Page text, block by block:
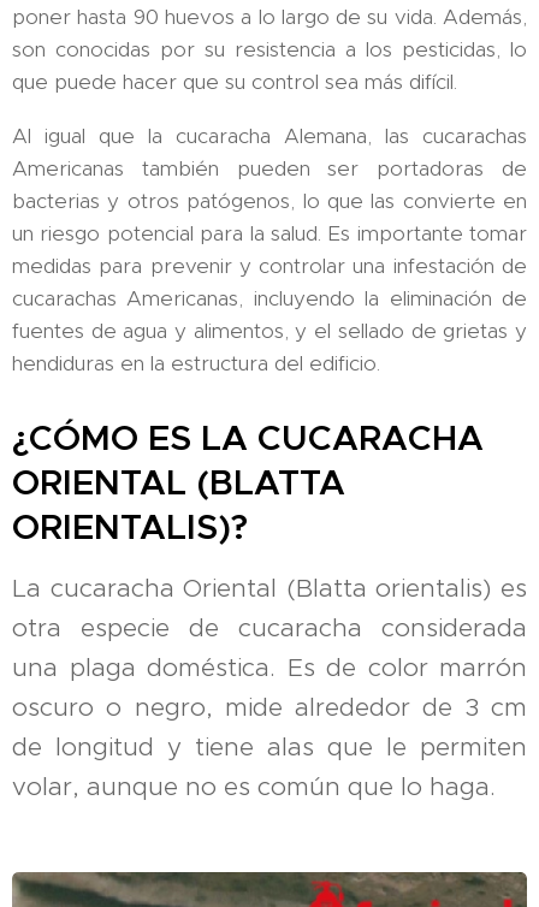
poner hasta 90 huevos a lo largo de su vida. Además,
son conocidas por su resistencia a los pesticidas, lo
que puede hacer que su control sea más difícil.
Al igual que la cucaracha Alemana, las cucarachas
Americanas también pueden ser portadoras de
bacterias y otros patógenos, lo que las convierte en
un riesgo potencial para la salud. Es importante tomar
medidas para prevenir y controlar una infestación de
cucarachas Americanas, incluyendo la eliminación de
fuentes de agua y alimentos, y el sellado de grietas y
hendiduras en la estructura del edificio.
¿CÓMO ES LA CUCARACHA
ORIENTAL (BLATTA
ORIENTALIS)?
La cucaracha Oriental (Blatta orientalis) es
otra especie de cucaracha considerada
una plaga doméstica. Es de color marrón
oscuro o negro, mide alrededor de 3 cm
de longitud y tiene alas que le permiten
volar, aunque no es común que lo haga.